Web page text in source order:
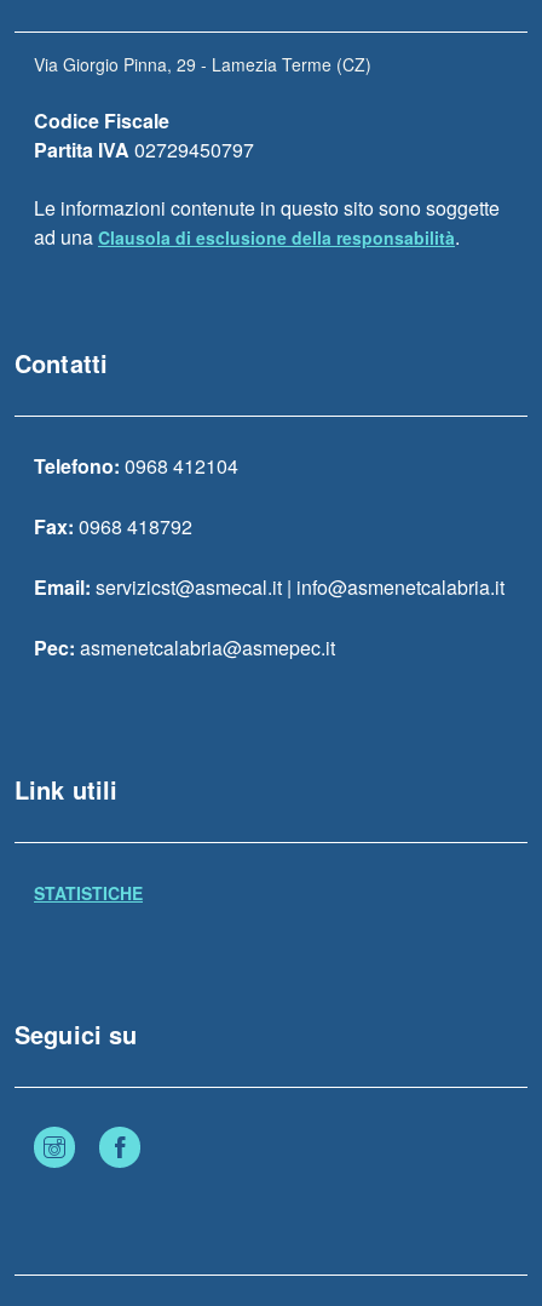
Via Giorgio Pinna, 29 - Lamezia Terme (CZ)
Codice Fiscale
Partita IVA 02729450797
Le informazioni contenute in questo sito sono soggette
ad una Clausola di esclusione della responsabilità.
Contatti
Telefono: 0968 412104
Fax: 0968 418792
Email: servizicst@asmecal.it | info@asmenetcalabria.it
Pec: asmenetcalabria@asmepec.it
Link utili
STATISTICHE
Seguici su
Instagram